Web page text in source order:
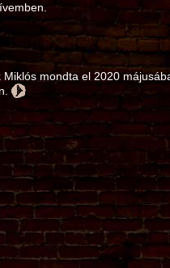
Miklós mondta el 2020